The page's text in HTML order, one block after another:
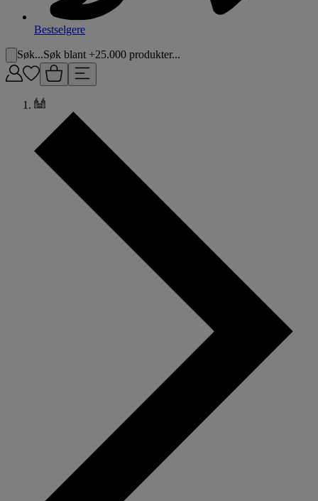
Bestselgere
Søk...Søk blant +25.000 produkter...